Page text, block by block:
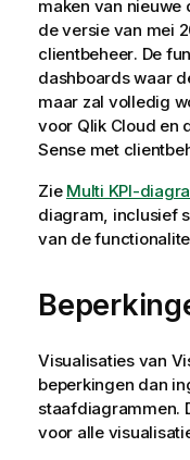
maken van nieuwe
de versie van mei
clientbeheer. De
dashboards waar
maar zal volledig
voor Qlik Cloud en
Sense met
Zie Multi KPI-
diagram, inclusief
van de
Visualisaties van
beperkingen dan
staafdiagrammen.
voor alle